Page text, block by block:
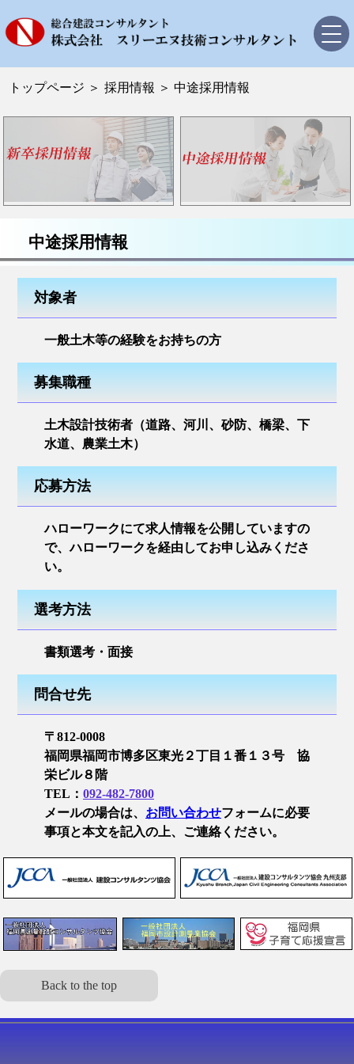
トップページ
会社案内
社長挨拶
会社概要
沿革
品質管理
道路設計
砂防設計
農業土木設計
橋梁設計
その他
子育て応援宣言
飲酒運転撲滅宣言
採用情報
新卒採用情報
中途採用情報
インターンシップ
お問い合わせ
トップページ ＞ 採用情報 ＞ 中途採用情報
中途採用情報
対象者
一般土木等の経験をお持ちの方
募集職種
土木設計技術者（道路、河川、砂防、橋梁、下
水道、農業土木）
応募方法
ハローワークにて求人情報を公開していますの
で、ハローワークを経由してお申し込みくださ
い。
選考方法
書類選考・面接
問合せ先
〒812-0008
福岡県福岡市博多区東光２丁目１番１３号 協
栄ビル８階
TEL： 092-482-7800
メールの場合は、 お問い合わせフォームに必要
事項と本文を記入の上、ご連絡ください。
Back to the top